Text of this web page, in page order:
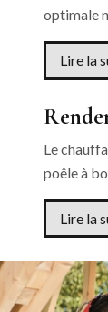
optimale
Lire la
Le
poêle à
Lire la